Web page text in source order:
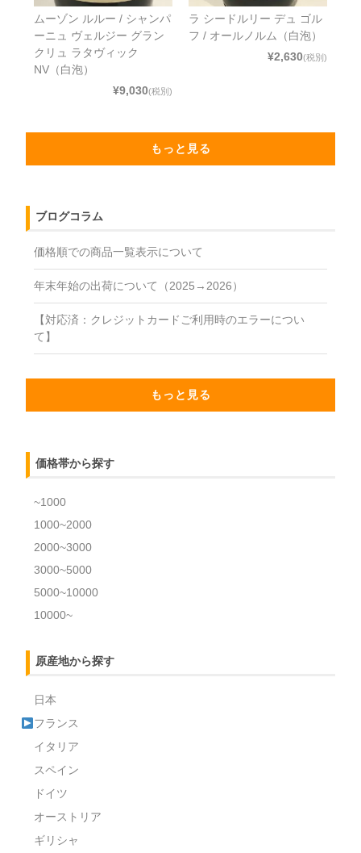
ムーゾン ルルー / シャンパ
ーニュ ヴェルジー グラン
クリュ ラタヴィック
NV（白泡）
¥9,030(税別)
ラ シードルリー デュ ゴル
フ / オールノルム（白泡）
¥2,630(税別)
もっと見る
ブログコラム
価格順での商品一覧表示について
年末年始の出荷について（2025→2026）
【対応済：クレジットカードご利用時のエラーについ
て】
もっと見る
価格帯から探す
~1000
1000~2000
2000~3000
3000~5000
5000~10000
10000~
原産地から探す
日本
フランス
イタリア
スペイン
ドイツ
オーストリア
ギリシャ